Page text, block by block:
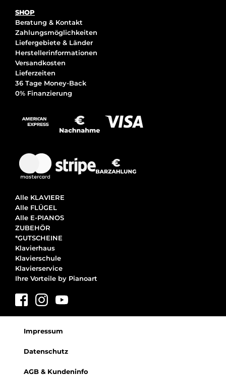
SHOP
Beratung & Kontakt
Zahlungsmöglichkeiten
Liefergebiete & Länder
Herstellerinformationen
Versandkosten
Lieferzeiten
36 Tage Money-Back
0% Finanzierung
Alle KLAVIERE
Alle FLÜGEL
Alle E-PIANOS
ZUBEHÖR
*GUTSCHEINE
Klavierhaus
Klavierschule
Klavierservice
Ihre Vorteile by Pianoart
Impressum
Datenschutz
AGB & Kundeninfo